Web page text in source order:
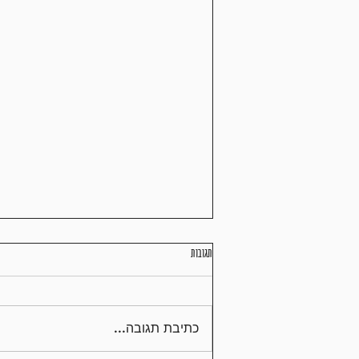
תזונה נכונה במרתון
תגובות
כתיבת תגובה...